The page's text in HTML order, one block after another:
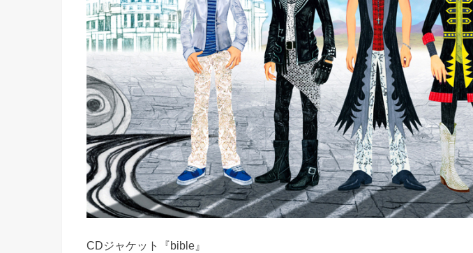
CDジャケット『bible』